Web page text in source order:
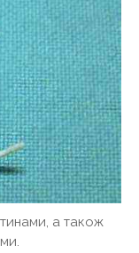
а також